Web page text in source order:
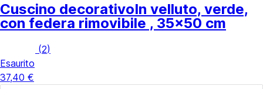
Cuscino decorativoIn velluto, verde,
con federa rimovibile , 35x50 cm
(2)
Esaurito
37,40 €